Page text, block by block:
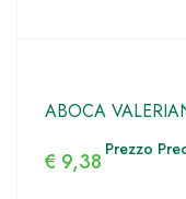
ABOCA
€ 9,38 Prezzo